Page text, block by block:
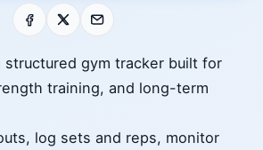
Facebook E-mail
structured gym tracker built for
training, and long-term
log sets and reps, monitor